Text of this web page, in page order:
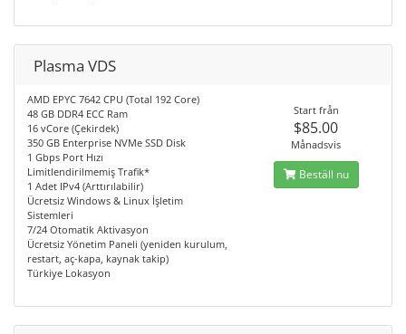
Plasma VDS
AMD EPYC 7642 CPU (Total 192 Core)
48 GB DDR4 ECC Ram
16 vCore (Çekirdek)
350 GB Enterprise NVMe SSD Disk
1 Gbps Port Hızı
Limitlendirilmemiş Trafik*
1 Adet IPv4 (Arttırılabilir)
Ücretsiz Windows & Linux İşletim
Sistemleri
7/24 Otomatik Aktivasyon
Ücretsiz Yönetim Paneli (yeniden kurulum,
restart, aç-kapa, kaynak takip)
Türkiye Lokasyon
Start från
$85.00
Månadsvis
Beställ nu